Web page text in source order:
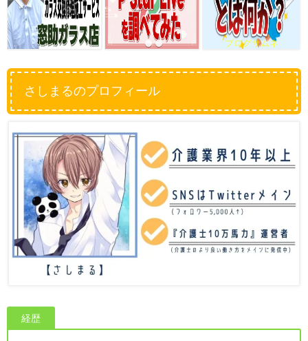
ブログサムネ
さしまるのプロフィール
経歴